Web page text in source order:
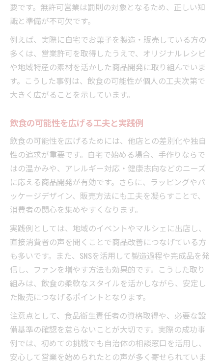
要です。無許可営業は罰則の対象となるため、正しい知
識と準備が不可欠です。
例えば、実際に自宅でお菓子を製造・販売している方の
多くは、営業許可を取得したうえで、オリジナルレシピ
や地域特産の素材を活かした商品開発に取り組んでいま
す。こうした事例は、飲食の可能性が個人の工夫次第で
大きく広がることを示しています。
飲食の可能性を広げる工夫と実践例
飲食の可能性を広げるためには、他店との差別化や独自
性の追求が重要です。自宅で始める場合、手作りならで
はの温かみや、アレルギー対応・健康志向などのニーズ
に応える商品開発が有効です。さらに、ラッピングやパ
ッケージデザイン、販売方法にも工夫を凝らすことで、
消費者の関心を集めやすくなります。
実践例としては、地域のイベントやマルシェに出店し、
直接消費者の声を聞くことで商品改善につなげている方
も多いです。また、SNSを活用して製造過程や完成品を発
信し、ファンを増やす方法も効果的です。こうした取り
組みは、飲食の柔軟なスタイルを活かしながら、安定し
た販売につなげるポイントとなります。
注意点として、食品衛生責任者の資格取得や、必要な設
備基準の確認を怠らないことが大切です。実際の成功事
例では、初めての挑戦でも自治体の相談窓口を活用し、
安心して営業を始められたとの声が多く寄せられていま